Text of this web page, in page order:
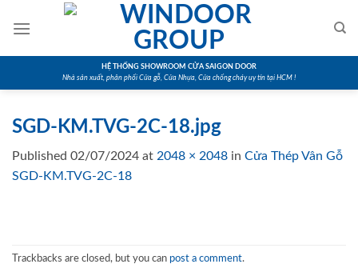
HỆ THỐNG SHOWROOM CỬA SAIGON DOOR
Nhà sản xuất, phân phối Cửa gỗ, Cửa Nhựa, Cửa chống cháy uy tín tại HCM !
SGD-KM.TVG-2C-18.jpg
Published 02/07/2024 at 2048 × 2048 in Cửa Thép Vân Gỗ
SGD-KM.TVG-2C-18
Trackbacks are closed, but you can post a comment.